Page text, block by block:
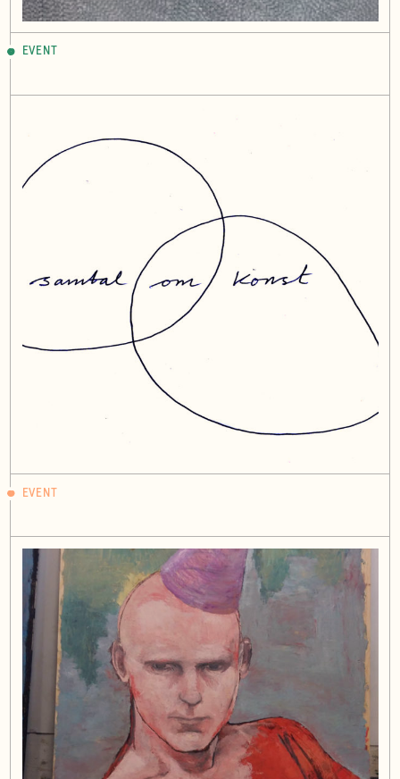
EVENT
EVENT